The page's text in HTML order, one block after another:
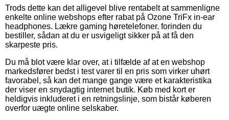
Trods dette kan det alligevel blive rentabelt at sammenligne
enkelte online webshops efter rabat på Ozone TriFx in-ear
headphones. Lækre gaming høretelefoner. forinden du
bestiller, sådan at du er usvigeligt sikker på at få den
skarpeste pris.
Du må blot være klar over, at i tilfælde af at en webshop
markedsfører bedst i test varer til en pris som virker uhørt
favorabel, så kan det mange gange være et karakteristika
der viser en snydagtig internet butik. Køb med kort er
heldigvis inkluderet i en retningslinje, som bistår køberen
overfor uægte online selskaber.